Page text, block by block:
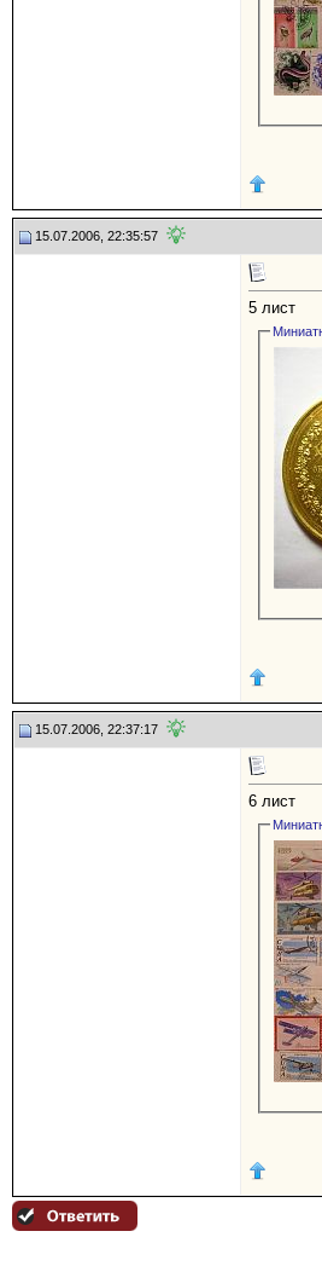
15.07.2006, 22:35:57
5 лист
15.07.2006, 22:37:17
6 лист